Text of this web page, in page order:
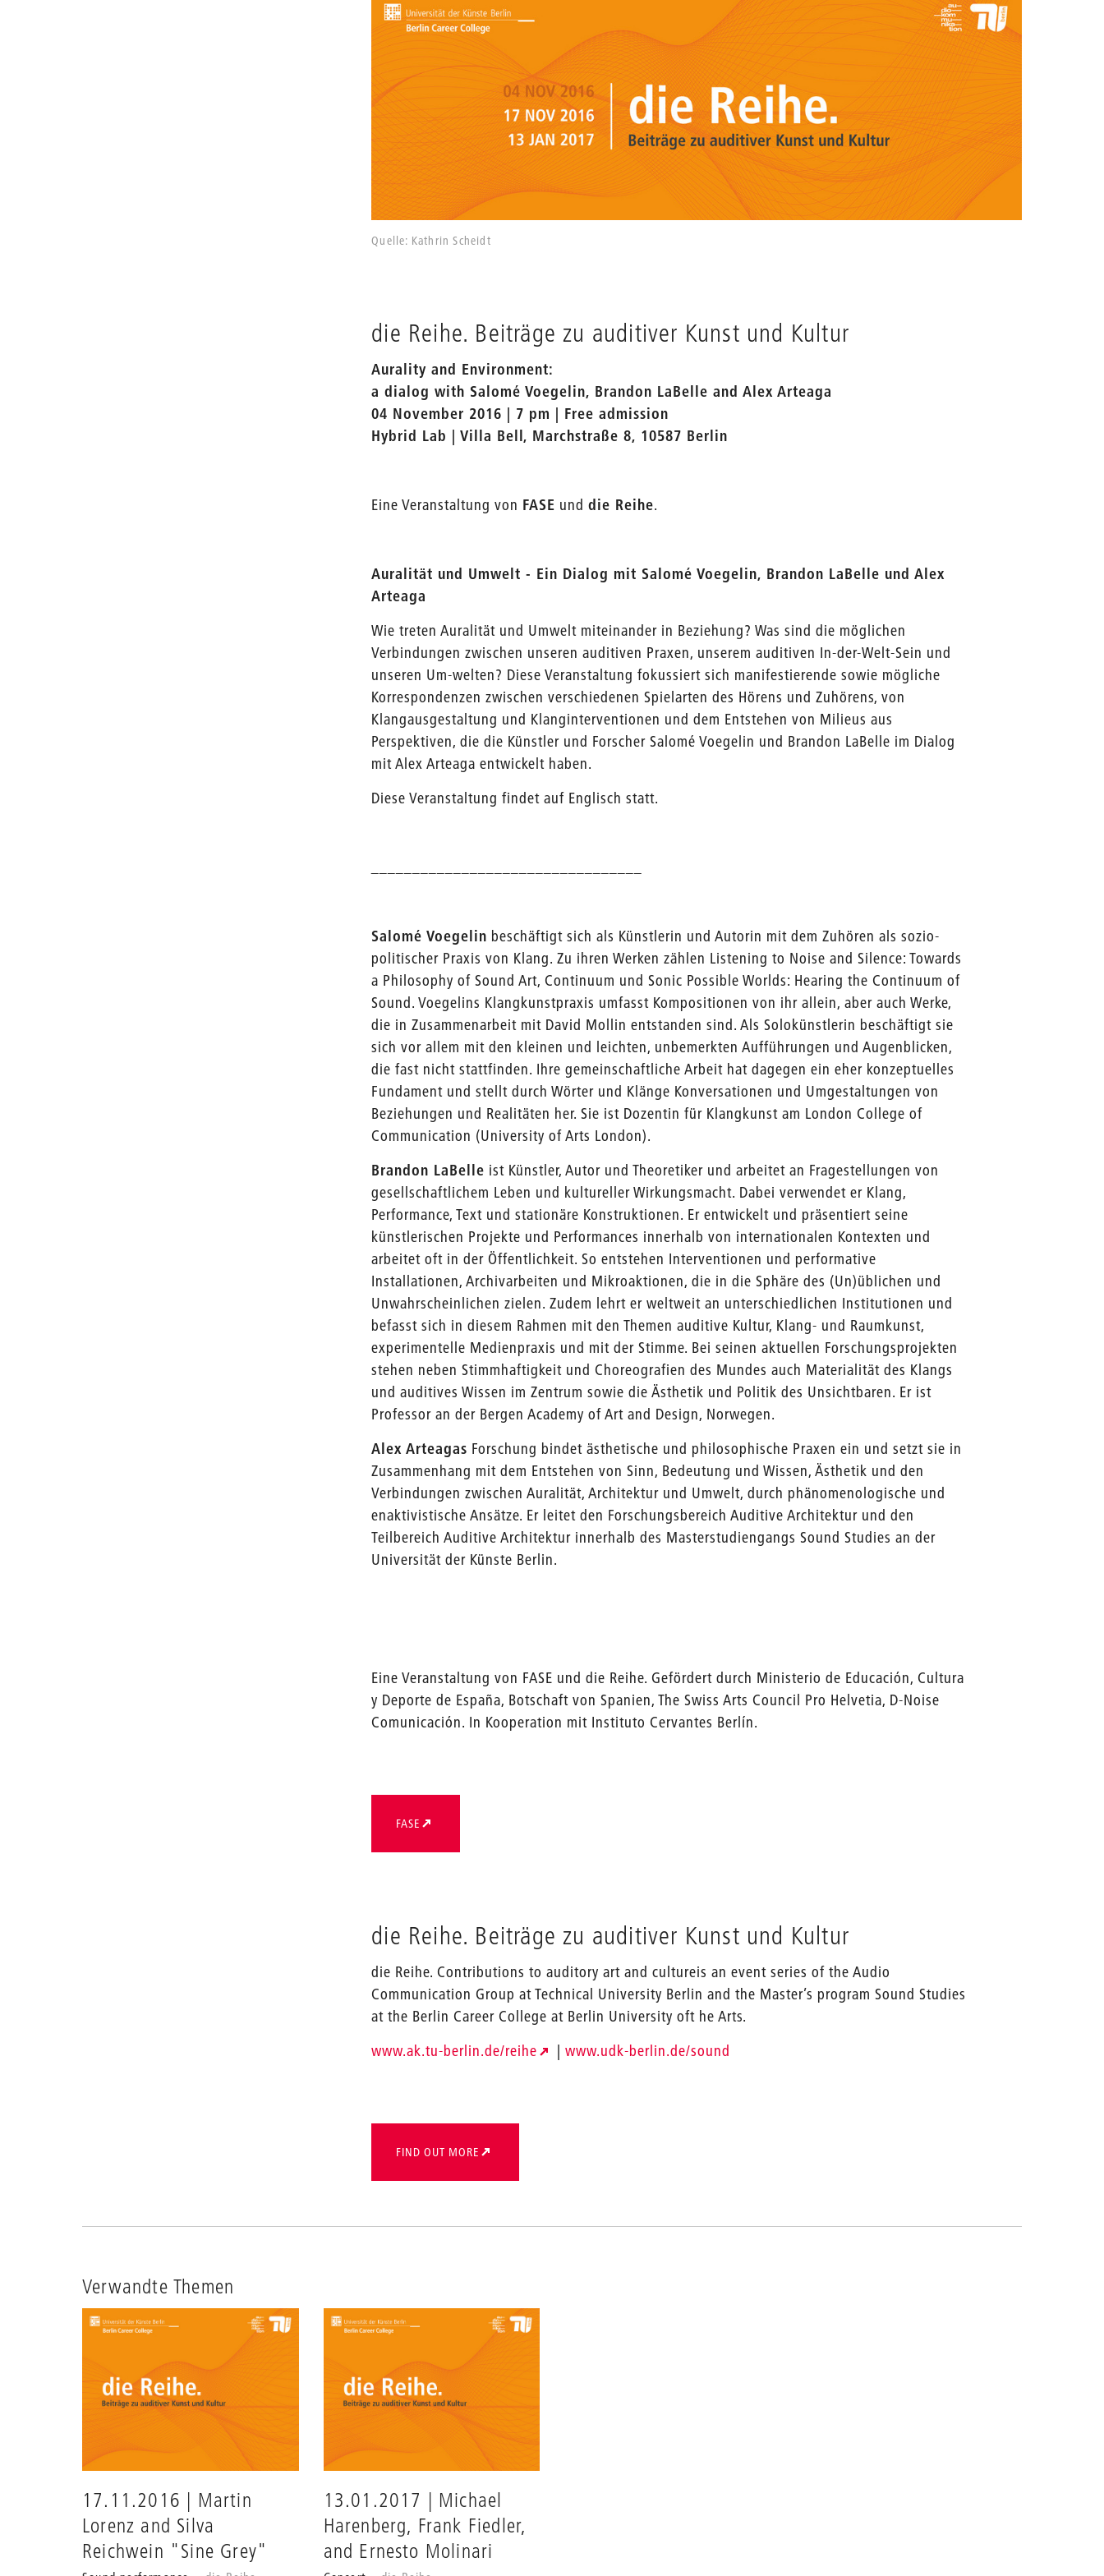
Quelle: Kathrin Scheidt
die Reihe. Beiträge zu auditiver Kunst und Kultur
Aurality and Environment:
a dialog with Salomé Voegelin, Brandon LaBelle and Alex Arteaga
04 November 2016 | 7 pm | Free admission
Hybrid Lab | Villa Bell, Marchstraße 8, 10587 Berlin
Eine Veranstaltung von FASE unddie Reihe.
Auralität und Umwelt - Ein Dialog mit Salomé Voegelin, Brandon LaBelle und Alex
Arteaga
Wie treten Auralität und Umwelt miteinander in Beziehung? Was sind die möglichen
Verbindungen zwischen unseren auditiven Praxen, unserem auditiven In-der-Welt-Sein und
unseren Um-welten? Diese Veranstaltung fokussiert sich manifestierende sowie mögliche
Korrespondenzen zwischen verschiedenen Spielarten des Hörens und Zuhörens, von
Klangausgestaltung und Klanginterventionen und dem Entstehen von Milieus aus
Perspektiven, die die Künstler und Forscher Salomé Voegelin und Brandon LaBelle im Dialog
mit Alex Arteaga entwickelt haben.
Diese Veranstaltung findet auf Englisch statt.
Salomé Voegelin beschäftigt sich als Künstlerin und Autorin mit dem Zuhören als sozio-
politischer Praxis von Klang. Zu ihren Werken zählen Listening to Noise and Silence: Towards
a Philosophy of Sound Art, Continuum und Sonic Possible Worlds: Hearing the Continuum of
Sound. Voegelins Klangkunstpraxis umfasst Kompositionen von ihr allein, aber auch Werke,
die in Zusammenarbeit mit David Mollin entstanden sind. Als Solokünstlerin beschäftigt sie
sich vor allem mit den kleinen und leichten, unbemerkten Aufführungen und Augenblicken,
die fast nicht stattfinden. Ihre gemeinschaftliche Arbeit hat dagegen ein eher konzeptuelles
Fundament und stellt durch Wörter und Klänge Konversationen und Umgestaltungen von
Beziehungen und Realitäten her. Sie ist Dozentin für Klangkunst am London College of
Communication (University of Arts London).
Brandon LaBelle ist Künstler, Autor und Theoretiker und arbeitet an Fragestellungen von
gesellschaftlichem Leben und kultureller Wirkungsmacht. Dabei verwendet er Klang,
Performance, Text und stationäre Konstruktionen. Er entwickelt und präsentiert seine
künstlerischen Projekte und Performances innerhalb von internationalen Kontexten und
arbeitet oft in der Öffentlichkeit. So entstehen Interventionen und performative
Installationen, Archivarbeiten und Mikroaktionen, die in die Sphäre des (Un)üblichen und
Unwahrscheinlichen zielen. Zudem lehrt er weltweit an unterschiedlichen Institutionen und
befasst sich in diesem Rahmen mit den Themen auditive Kultur, Klang- und Raumkunst,
experimentelle Medienpraxis und mit der Stimme. Bei seinen aktuellen Forschungsprojekten
stehen neben Stimmhaftigkeit und Choreografien des Mundes auch Materialität des Klangs
und auditives Wissen im Zentrum sowie die Ästhetik und Politik des Unsichtbaren. Er ist
Professor an der Bergen Academy of Art and Design, Norwegen.
Alex Arteagas Forschung bindet ästhetische und philosophische Praxen ein und setzt sie in
Zusammenhang mit dem Entstehen von Sinn, Bedeutung und Wissen, Ästhetik und den
Verbindungen zwischen Auralität, Architektur und Umwelt, durch phänomenologische und
enaktivistische Ansätze. Er leitet den Forschungsbereich Auditive Architektur und den
Teilbereich Auditive Architektur innerhalb des Masterstudiengangs Sound Studies an der
Universität der Künste Berlin.
Eine Veranstaltung von FASE und die Reihe. Gefördert durch Ministerio de Educación, Cultura
y Deporte de España, Botschaft von Spanien, The Swiss Arts Council Pro Helvetia, D-Noise
Comunicación. In Kooperation mit Instituto Cervantes Berlín.
FASE
die Reihe. Beiträge zu auditiver Kunst und Kultur
die Reihe. Contributions to auditory art and cultureis an event series of the Audio
Communication Group at Technical University Berlin and the Master’s program Sound Studies
at the Berlin Career College at Berlin University oft he Arts.
www.ak.tu-berlin.de/reihe
|www.udk-berlin.de/sound
FIND OUT MORE
Verwandte Themen
17.11.2016 | Martin
Lorenz and Silva
Reichwein "Sine Grey"
13.01.2017 | Michael
Harenberg, Frank Fiedler,
and Ernesto Molinari